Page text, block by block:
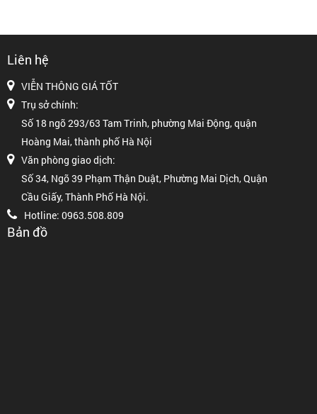
Liên hệ
VIỄN THÔNG GIÁ TỐT
Trụ sở chính:
Số 18 ngõ 293/63 Tam Trinh, phường Mai Động, quận
Hoàng Mai, thành phố Hà Nội
Văn phòng giao dịch:
Số 34, Ngõ 39 Phạm Thận Duật, Phường Mai Dịch, Quận
Cầu Giấy, Thành Phố Hà Nội.
Hotline: 0963.508.809
Bản đồ